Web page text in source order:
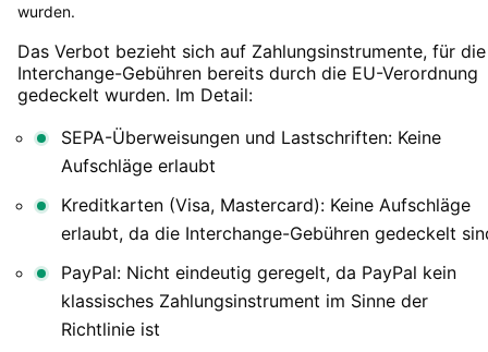
wurden.
Das Verbot bezieht sich auf Zahlungsinstrumente, für die
Interchange-Gebühren bereits durch die EU-Verordnung
gedeckelt wurden. Im Detail:
SEPA-Überweisungen und Lastschriften: Keine
Aufschläge erlaubt
Kreditkarten (Visa, Mastercard): Keine Aufschläge
erlaubt, da die Interchange-Gebühren gedeckelt
PayPal: Nicht eindeutig geregelt, da PayPal kein
klassisches Zahlungsinstrument im Sinne der
Richtlinie ist